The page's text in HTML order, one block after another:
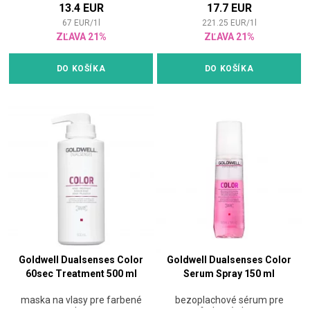
13.4 EUR
67 EUR/1
ZĽAVA 21%
DO KOŠÍKA
17.7 EUR
221.25 EUR/1
ZĽAVA 21%
DO KOŠÍKA
Goldwell Dualsenses Color
60sec Treatment 500 ml
maska na vlasy pre farbené
Goldwell Dualsenses Color
Serum Spray 150 ml
bezoplachové sérum pre